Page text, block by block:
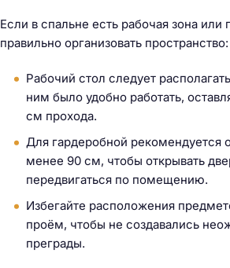
Если в спальне есть рабочая зона или
правильно организовать пространство:
Рабочий стол следует
ним было удобно работать,
см прохода.
Для гардеробной рекомендуется
менее 90 см, чтобы открывать
передвигаться по помещению.
Избегайте расположения
проём, чтобы не создавались
преграды.